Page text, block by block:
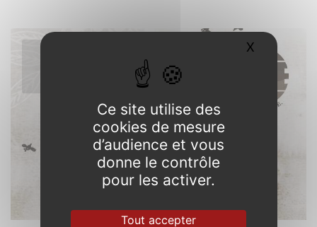
Ce site utilise des
cookies de mesure
d’audience et vous
donne le contrôle
pour les activer.
Tout accepter
X Masquer